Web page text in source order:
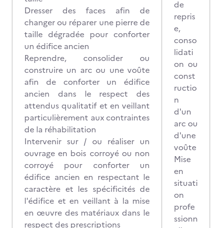
Dresser des faces afin de
changer ou réparer une pierre de
taille dégradée pour conforter
un édifice ancien
Reprendre, consolider ou
construire un arc ou une voûte
afin de conforter un édifice
ancien dans le respect des
attendus qualitatif et en veillant
particulièrement aux contraintes
de la réhabilitation
Intervenir sur / ou réaliser un
ouvrage en bois corroyé ou non
corroyé pour conforter un
édifice ancien en respectant le
caractère et les spécificités de
l'édifice et en veillant à la mise
en œuvre des matériaux dans le
respect des prescriptions
de
repris
e,
conso
lidati
on ou
const
ructio
n
d'un
arc ou
d'une
voûte
Mise
en
situati
on
profe
ssionn